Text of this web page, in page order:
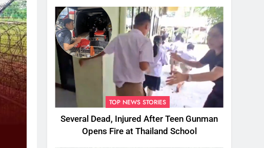
TOP NEWS STORIES
Several Dead, Injured After Teen Gunman
Opens Fire at Thailand School